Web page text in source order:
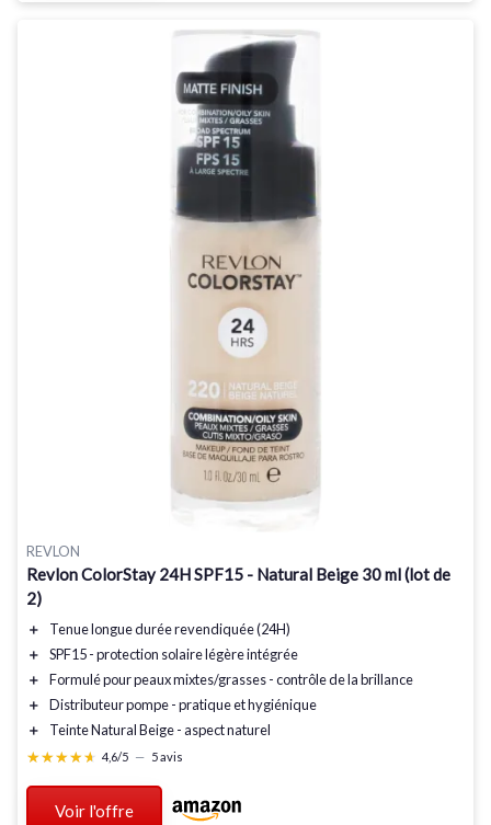
REVLON
Revlon ColorStay 24H SPF15 - Natural Beige 30 ml (lot de
2)
＋ Tenue longue duréerevendiquée (24H)
＋
SPF15 -protection solairelégère intégrée
＋
Formulé pour peaux mixtes/grasses -contrôle de la brillance
＋
Distributeur pompe -pratiqueet hygiénique
＋
Teinte Natural Beige -aspect naturel
★★★★★
★★★★★ 4,6/5 — 5 avis
Voir l'offre